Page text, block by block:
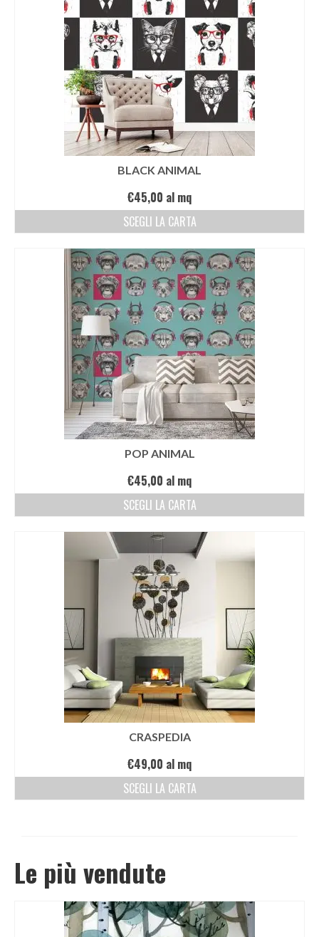
BLACK ANIMAL
€45,00 al mq
SCEGLI LA CARTA
POP ANIMAL
€45,00 al mq
SCEGLI LA CARTA
CRASPEDIA
€49,00 al mq
SCEGLI LA CARTA
Le più vendute